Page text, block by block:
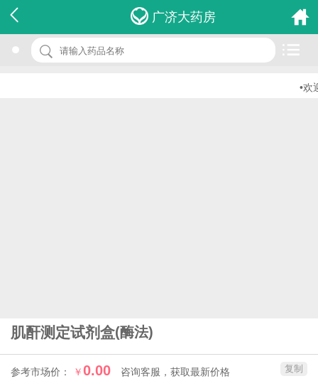
广济大药房
•欢
肌酐测定试剂盒(酶法)
参考市场价： ￥0.00 咨询客服，获取最新价格
名 称：肌酐测定试剂盒
品 牌：(酶法)
复制